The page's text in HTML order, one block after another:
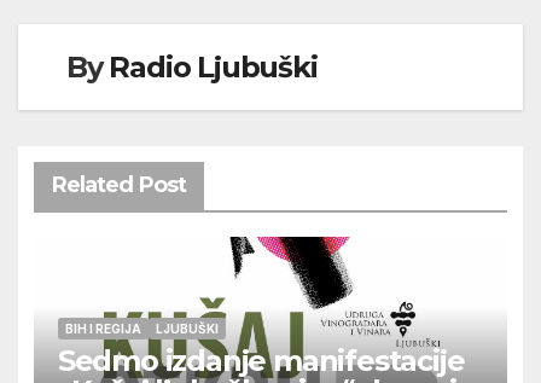
ByRadio Ljubuški
Related Post
BIH I REGIJA LJUBUŠKI
Sedmo izdanje manifestacije